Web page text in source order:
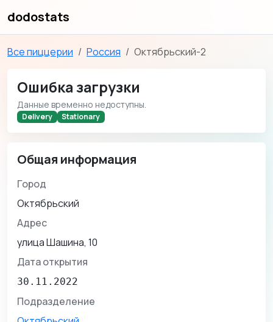
dodostats
Все пиццерии Россия Октябрьский-2
Ошибка загрузки
Данные временно недоступны.
Delivery Stationary
Общая информация
Город
Октябрьский
Адрес
улица Шашина, 10
Дата открытия
30.11.2022
Подразделение